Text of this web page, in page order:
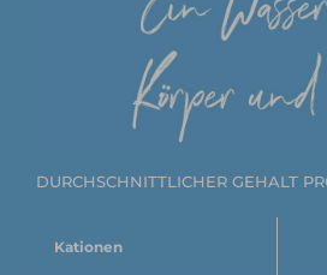
DURCHSCHNITTLICHER GEHALT
Kationen